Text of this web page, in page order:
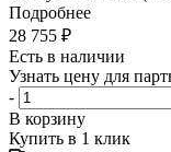
Подробнее
28 755 ₽
Есть в наличии
Узнать цену для
-
В корзину
Купить в 1 клик